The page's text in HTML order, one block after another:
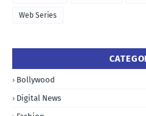
Web Series
Bollywood
Digital News